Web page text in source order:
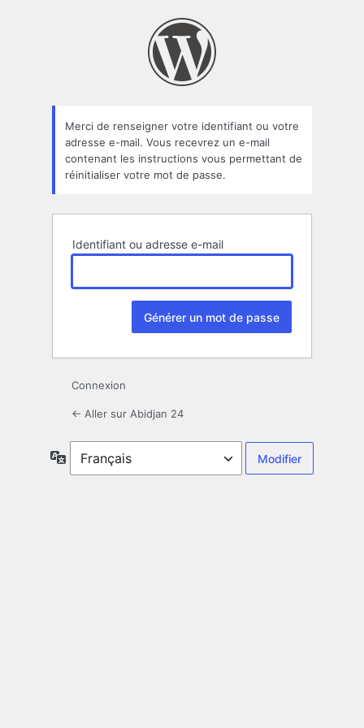
oublié
Merci de renseigner votre identifiant ou votre
adresse e-mail. Vous recevrez un e-mail
contenant les instructions vous permettant de
réinitialiser votre mot de passe.
Identifiant ou adresse e-mail
Connexion
← Aller sur Abidjan 24
Langue